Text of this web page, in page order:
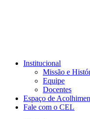
Institucional
Missão e
Equipe
Docentes
Espaço de
Fale com o CEL